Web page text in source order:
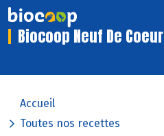
Biocoop Neuf De Coeur
Accueil
Toutes nos recettes